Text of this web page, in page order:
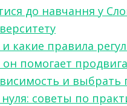
до навчання у
какие правила
помогает
и
советы по